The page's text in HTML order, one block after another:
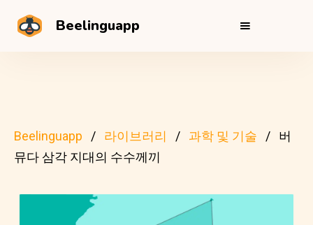
Beelinguapp
Beelinguapp 라이브러리 과학 및 기술
버
뮤다 삼각 지대의 수수께끼